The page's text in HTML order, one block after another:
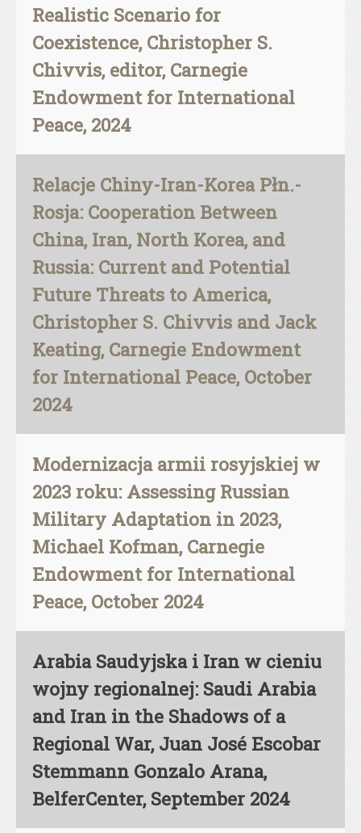
Realistic Scenario for
Coexistence, Christopher S.
Chivvis, editor, Carnegie
Endowment for International
Peace, 2024
Relacje Chiny-Iran-Korea Płn.-
Rosja: Cooperation Between
China, Iran, North Korea, and
Russia: Current and Potential
Future Threats to America,
Christopher S. Chivvis and Jack
Keating, Carnegie Endowment
for International Peace, October
2024
Modernizacja armii rosyjskiej w
2023 roku: Assessing Russian
Military Adaptation in 2023,
Michael Kofman, Carnegie
Endowment for International
Peace, October 2024
Arabia Saudyjska i Iran w cieniu
wojny regionalnej: Saudi Arabia
and Iran in the Shadows of a
Regional War, Juan José Escobar
Stemmann Gonzalo Arana,
BelferCenter, September 2024